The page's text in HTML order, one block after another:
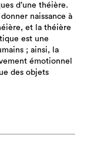
d’une théière.
naissance à
et la théière
est une
; ainsi, la
émotionnel
des objets